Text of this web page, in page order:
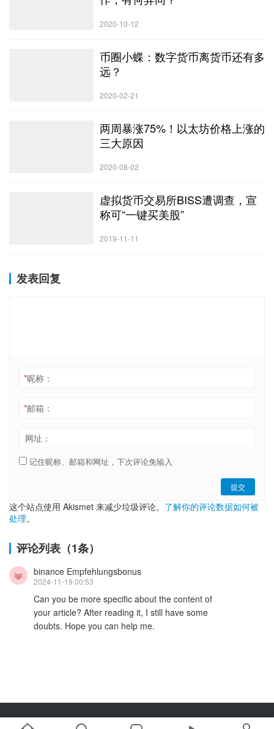
2020-10-12
币圈小蝶：数字货币离货币还有多
远？
2020-02-21
两周暴涨75%！以太坊价格上涨的
三大原因
2020-08-02
虚拟货币交易所BISS遭调查，宣
称可“一键买美股”
2019-11-11
发表回复
*昵称：
*邮箱：
网址：
记住昵称、邮箱和网址，下次评论免输入
提交
这个站点使用 Akismet 来减少垃圾评论。 了解你的评论数据如何被
处理。
评论列表（1条）
binance Empfehlungsbonus
2024-11-19 00:53
Can you be more specific about the content of
your article? After reading it, I still have some
doubts. Hope you can help me.
Copyright © 2019-2025 链嗅网 chainxiu.com 版权所有 | 商务合作: